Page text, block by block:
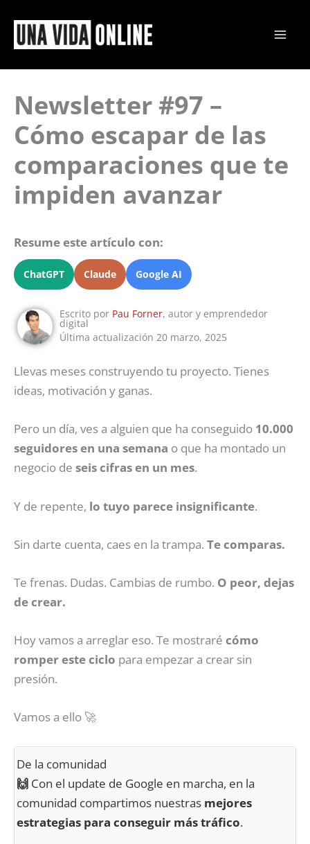
contenido
Newsletter #97 –
Cómo escapar de las
comparaciones que te
impiden avanzar
Resume este artículo con:
ChatGPT Claude Google AI
Escrito por Pau Forner, autor y emprendedor
digital
Última actualización 20 marzo, 2025
Llevas meses construyendo tu proyecto. Tienes
ideas, motivación y ganas.
Pero un día, ves a alguien que ha conseguido 10.000
seguidores en una semana o que ha montado un
negocio de seis cifras en un mes.
Y de repente, lo tuyo parece insignificante.
Sin darte cuenta, caes en la trampa. Te comparas.
Te frenas. Dudas. Cambias de rumbo. O peor, dejas
de crear.
Hoy vamos a arreglar eso. Te mostraré cómo
romper este ciclo para empezar a crear sin
presión.
Vamos a ello 🚀
De la comunidad
🙌Con el update de Google en marcha, en la
comunidad compartimos nuestras mejores
estrategias para conseguir más tráfico.